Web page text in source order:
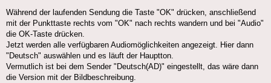
Während der laufenden Sendung die Taste "OK" drücken, anschließend
mit der Punkttaste rechts vom "OK" nach rechts wandern und bei "Audio"
die OK-Taste drücken.
Jetzt werden alle verfügbaren Audiomöglichkeiten angezeigt. Hier dann
"Deutsch" auswählen und es läuft der Hauptton.
Vermutlich ist bei dem Sender "Deutsch(AD)" eingestellt, das wäre dann
die Version mit der Bildbeschreibung.